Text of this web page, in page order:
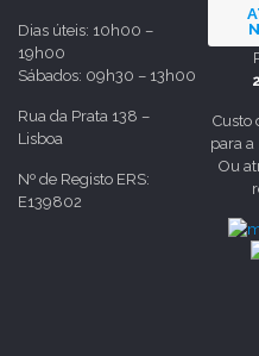
Dias úteis: 10h00 –
19h00
Sábados: 09h30 – 13h00
Rua da Prata 138 –
Lisboa
Nº de Registo ERS:
E139802
Custo
para
Ou